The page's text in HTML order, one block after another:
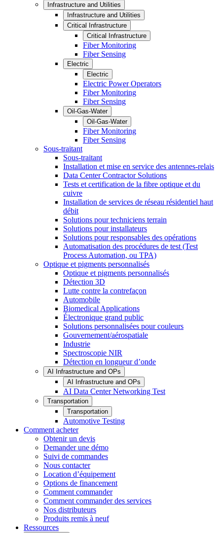
Infrastructure and Utilities
Infrastructure and Utilities
Critical Infrastructure
Critical Infrastructure
Fiber Monitoring
Fiber Sensing
Electric
Electric
Electric Power Operators
Fiber Monitoring
Fiber Sensing
Oil-Gas-Water
Oil-Gas-Water
Fiber Monitoring
Fiber Sensing
Sous-traitant
Sous-traitant
Installation et mise en service des antennes-relais
Data Center Contractor Solutions
Tests et certification de la fibre optique et du
cuivre
Installation de services de réseau résidentiel haut
débit
Solutions pour techniciens terrain
Solutions pour installateurs
Solutions pour responsables des opérations
Automatisation des procédures de test (Test
Process Automation, ou TPA)
Optique et pigments personnalisés
Optique et pigments personnalisés
Détection 3D
Lutte contre la contrefaçon
Automobile
Biomedical Applications
Électronique grand public
Solutions personnalisées pour couleurs
Gouvernement/aérospatiale
Industrie
Spectroscopie NIR
Détection en longueur d’onde
AI Infrastructure and OPs
AI Infrastructure and OPs
AI Data Center Networking Test
Transportation
Transportation
Automotive Testing
Comment acheter
Obtenir un devis
Demander une démo
Suivi de commandes
Nous contacter
Location d’équipement
Options de financement
Comment commander
Comment commander des services
Nos distributeurs
Produits remis à neuf
Ressources